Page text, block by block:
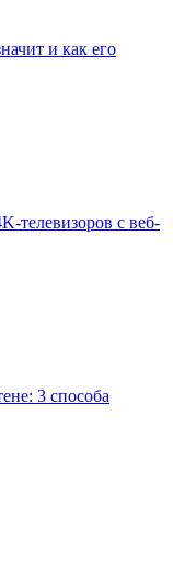
и как его
телевизоров с веб-
3 способа